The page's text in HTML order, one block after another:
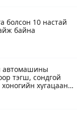
болсон 10 настай
байна
автомашины
тэгш, сондгой
хугацаанд